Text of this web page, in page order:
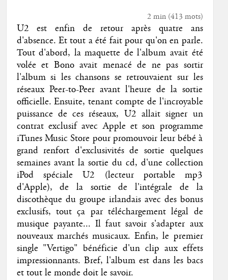
2 min(413 mots)
U2 est enfin de retour après quatre ans
d'absence. Et tout a été fait pour qu'on en parle.
Tout d'abord, la maquette de l'album avait été
volée et Bono avait menacé de ne pas sortir
l'album si les chansons se retrouvaient sur les
réseaux Peer-to-Peer avant l'heure de la sortie
officielle. Ensuite, tenant compte de l'incroyable
puissance de ces réseaux, U2 allait signer un
contrat exclusif avec Apple et son programme
iTunes Music Store pour promouvoir leur bébé à
grand renfort d'exclusivités de sortie quelques
semaines avant la sortie du cd, d'une collection
iPod spéciale U2 (lecteur portable mp3
d'Apple), de la sortie de l'intégrale de la
discothèque du groupe irlandais avec des bonus
exclusifs, tout ça par téléchargement légal de
musique payante... Il faut savoir s'adapter aux
nouveaux marchés musicaux. Enfin, le premier
single "Vertigo" bénéficie d'un clip aux effets
impressionnants. Bref, l'album est dans les bacs
et tout le monde doit le savoir.